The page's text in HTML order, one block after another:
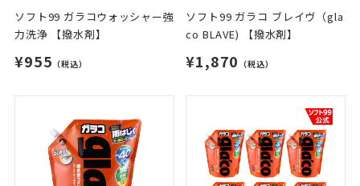
ソフト99 ガラコウォッシャー強
力洗浄 【撥水剤】
¥955 （税込）
ソフト99 ガラコ ブレイヴ（gla
co BLAVE) 【撥水剤】
¥1,870 （税込）